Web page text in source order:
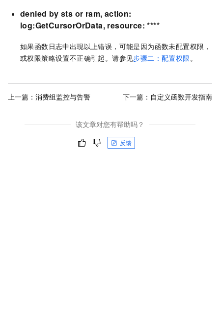
denied by sts or ram, action:
log:GetCursorOrData, resource: ****
如果函数日志中出现以上错误，可能是因为函数未配置权限，
或权限策略设置不正确引起。请参见步骤二：配置权限。
上一篇： 消费组监控与告警 下一篇： 自定义函数开发指南
该文章对您有帮助吗？
反馈